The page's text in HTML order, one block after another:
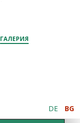
ГАЛЕРИЯ
DE BG